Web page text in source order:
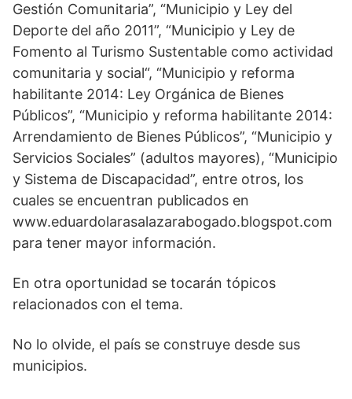
Gestión Comunitaria”, “Municipio y Ley del
Deporte del año 2011”, “Municipio y Ley de
Fomento al Turismo Sustentable como actividad
comunitaria y social“, “Municipio y reforma
habilitante 2014: Ley Orgánica de Bienes
Públicos”, “Municipio y reforma habilitante 2014:
Arrendamiento de Bienes Públicos”, “Municipio y
Servicios Sociales” (adultos mayores), “Municipio
y Sistema de Discapacidad”, entre otros, los
cuales se encuentran publicados en
www.eduardolarasalazarabogado.blogspot.com
para tener mayor información.
En otra oportunidad se tocarán tópicos
relacionados con el tema.
No lo olvide, el país se construye desde sus
municipios.